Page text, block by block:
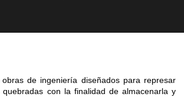
de ingeniería diseñados para represar
con la finalidad de almacenarla y